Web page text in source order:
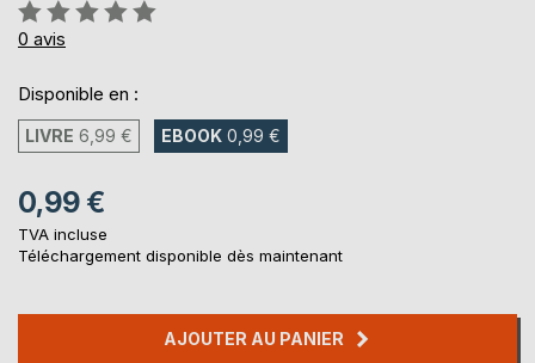
Évaluation:
0%
0 avis
Disponible en :
LIVRE 6,99 € EBOOK 0,99 €
0,99 €
TVA incluse
Téléchargement disponible dès maintenant
AJOUTER AU PANIER